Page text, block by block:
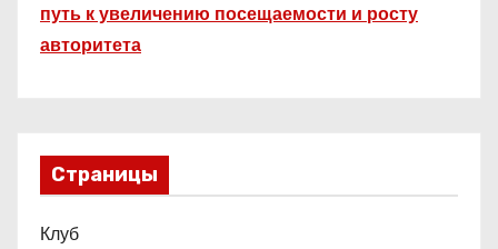
путь к увеличению посещаемости и росту
авторитета
Страницы
Клуб